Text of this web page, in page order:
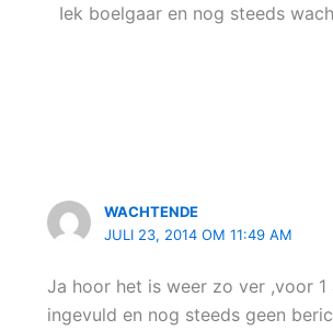
Iek boelgaar en nog steeds
WACHTENDE
JULI 23, 2014 OM 11:49 AM
Ja hoor het is weer zo ver ,voor 1
ingevuld en nog steeds geen